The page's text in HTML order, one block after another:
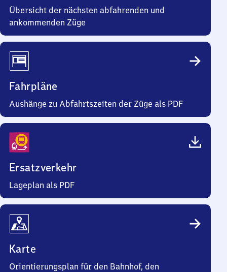
Übersicht der nächsten abfahrenden und
ankommenden Züge
Fahrpläne
Aushänge zu Abfahrtszeiten der Züge als PDF
Ersatzverkehr
Lageplan als PDF
Karte
Orientierungsplan für den Bahnhof, den